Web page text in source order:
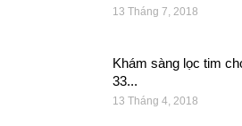
13 Tháng 7, 2018
Khám sàng lọc tim
33...
13 Tháng 4, 2018